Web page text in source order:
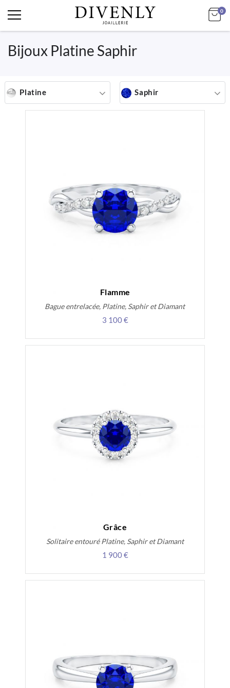
0
Bijoux Platine Saphir
Platine Saphir
Flamme
Bague entrelacée, Platine, Saphir et Diamant
3 100 €
Grâce
Solitaire entouré Platine, Saphir et Diamant
1 900 €